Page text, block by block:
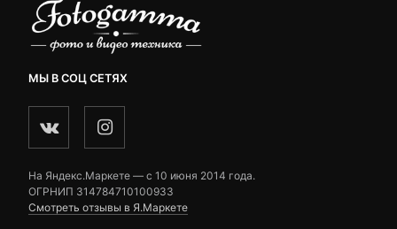
МЫ В СОЦ СЕТЯХ
На Яндекс.Маркете — c 10 июня 2014 года.
ОГРНИП 314784710100933
Смотреть отзывы в Я.Маркете